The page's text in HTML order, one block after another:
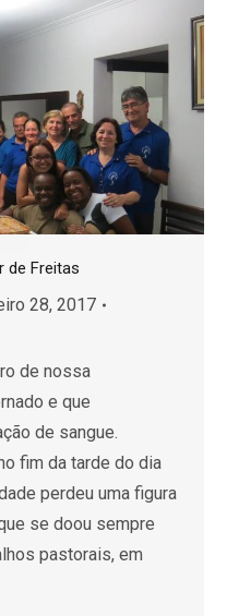
de Freitas
28, 2017
de nossa
e que
de sangue.
fim da tarde do dia
perdeu uma figura
se doou sempre
pastorais, em